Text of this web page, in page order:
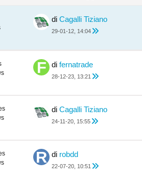
di Cagalli Tiziano
29-01-12, 14:04
di fernatrade
28-12-23, 13:21
di Cagalli Tiziano
24-11-20, 15:55
di robdd
22-07-20, 10:51